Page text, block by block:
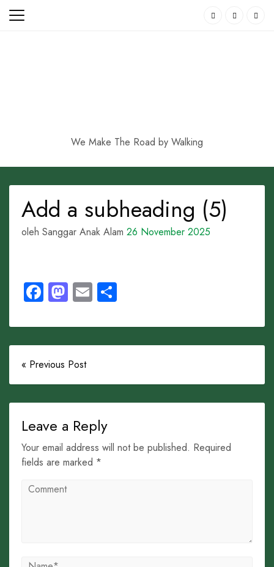
Skip
We Make The Road by Walking
Add a subheading (5)
oleh Sanggar Anak Alam 26 November 2025
Facebook
Mastodon
Email
« Previous Post
Leave a Reply
Your email address will not be published. Required
fields are marked *